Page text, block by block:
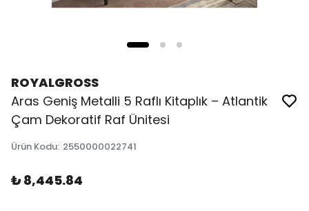
ROYALGROSS
Aras Geniş Metalli 5 Raflı Kitaplık – Atlantik
Çam Dekoratif Raf Ünitesi
Ürün Kodu: 2550000022741
₺ 8,445.84